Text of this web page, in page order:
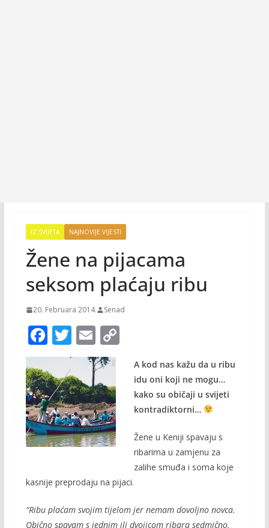
IZ SVIJETA NAJNOVIJE VIJESTI
Žene na pijacama
seksom plaćaju ribu
20. Februara 2014. Senad
F
ac
e
b
o
o
k
T
w
itt
er
E
m
ai
l
C
A kod nas kažu da u ribu
idu oni koji ne mogu…
kako su običaji u svijeti
kontradiktorni…
Žene u Keniji spavaju s
ribarima u zamjenu za
zalihe smuđa i soma koje
kasnije preprodaju na pijaci.
“Ribu plaćam svojim tijelom jer nemam dovoljno novca.
Obično spavam s jednim ili dvojicom ribara sedmično.